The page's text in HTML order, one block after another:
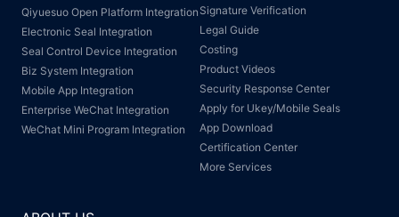
Qiyuesuo Open Platform Integration
Electronic Seal Integration
Seal Control Device Integration
Biz System Integration
Mobile App Integration
Enterprise WeChat Integration
WeChat Mini Program Integration
Signature Verification
Legal Guide
Costing
Product Videos
Security Response Center
Apply for Ukey/Mobile Seals
App Download
Certification Center
More Services